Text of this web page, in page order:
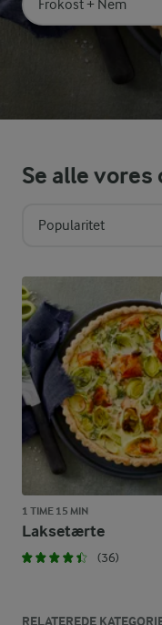
Søg på kategori
Indtast søgeord for at
Se alle
Popularitet
1 TIME 15 MIN
Laksetærte
(36)
RELATEREDE